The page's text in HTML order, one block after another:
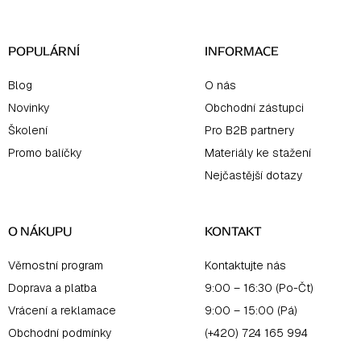
POPULÁRNÍ
Blog
Novinky
Školení
Promo balíčky
INFORMACE
O nás
Obchodní zástupci
Pro B2B partnery
Materiály ke stažení
Nejčastější dotazy
O NÁKUPU
Věrnostní program
Doprava a platba
Vrácení a reklamace
Obchodní podmínky
KONTAKT
Kontaktujte nás
9:00 – 16:30 (Po-Čt)
9:00 – 15:00 (Pá)
(+420) 724 165 994